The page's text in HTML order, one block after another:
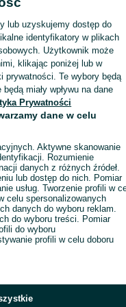
Wyświetlenia:
Wyślij wiadomość
lub uzyskujemy dostęp do
identyfikatory w plikach
Użytkownik może
klikając poniżej lub w
prywatności. Te wybory będą
miały wpływu na dane
Prywatności
dane w celu
Aktywne skanowanie
Rozumienie
danych z różnych źródeł.
lub dostęp do nich. Pomiar
usług. Tworzenie profili w
celu spersonalizowanych
danych do wyboru reklam.
do wyboru treści. Pomiar
do wyboru
profili w celu doboru